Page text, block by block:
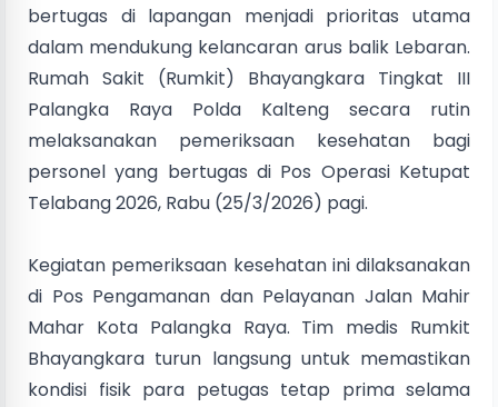
bertugas di lapangan menjadi prioritas utama
dalam mendukung kelancaran arus balik Lebaran.
Rumah Sakit (Rumkit) Bhayangkara Tingkat III
Palangka Raya Polda Kalteng secara rutin
melaksanakan pemeriksaan kesehatan bagi
personel yang bertugas di Pos Operasi Ketupat
Telabang 2026, Rabu (25/3/2026) pagi.
Kegiatan pemeriksaan kesehatan ini dilaksanakan
di Pos Pengamanan dan Pelayanan Jalan Mahir
Mahar Kota Palangka Raya. Tim medis Rumkit
Bhayangkara turun langsung untuk memastikan
kondisi fisik para petugas tetap prima selama